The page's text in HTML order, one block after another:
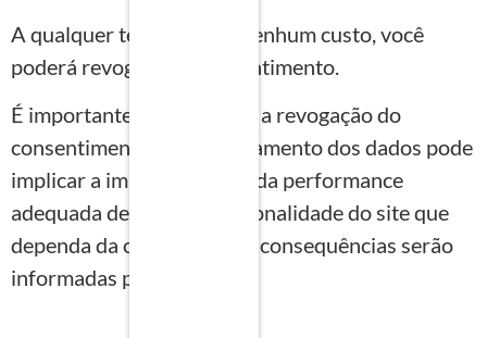
A qualquer tempo e sem nenhum custo, você
poderá revogar seu consentimento.
É importante destacar que a revogação do
consentimento para o tratamento dos dados pode
implicar a impossibilidade da performance
adequada de alguma funcionalidade do site que
dependa da operação. Tais consequências serão
informadas previamente.